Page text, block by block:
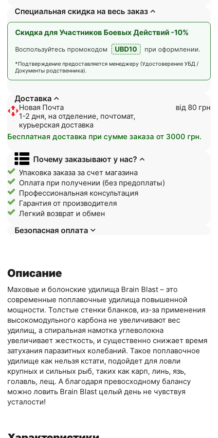
Специальная скидка на весь заказ
Скидка для Участников Боевых Действий -10%
Воспользуйтесь промокодом UBD10 при оформлении.
*Подтверждение предоставляется менеджеру (Удостоверение УБД /
Документы родственника).
Доставка
Новая Почта
1-2 дня, на отделение, почтомат,
курьерская доставка
від 80 грн
Бесплатная доставка при сумме заказа от 3000 грн.
Почему заказывают у нас?
Упаковка заказа за счет магазина
Оплата при получении (без предоплаты)
Профессиональная консультация
Гарантия от производителя
Легкий возврат и обмен
Безопасная оплата
Описание
Маховые и болонские удилища Brain Blast – это
современные поплавочные удилища повышенной
мощности. Толстые стенки бланков, из-за применения
высокомодульного карбона не увеличивают вес
удилищ, а спиральная намотка углеволокна
увеличивает жесткость, и существенно снижает время
затухания паразитных колебаний. Такое поплавочное
удилище как нельзя кстати, подойдет для ловли
крупных и сильных рыб, таких как карп, линь, язь,
голавль, лещ. А благодаря превосходному балансу
можно ловить Brain Blast целый день не чувствуя
усталости!